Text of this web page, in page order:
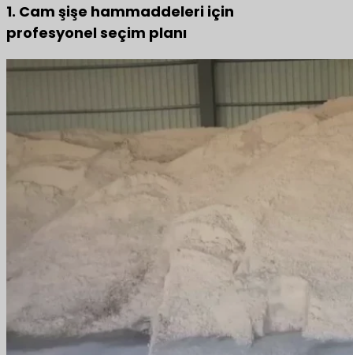
1. Cam şişe hammaddeleri için
profesyonel seçim planı